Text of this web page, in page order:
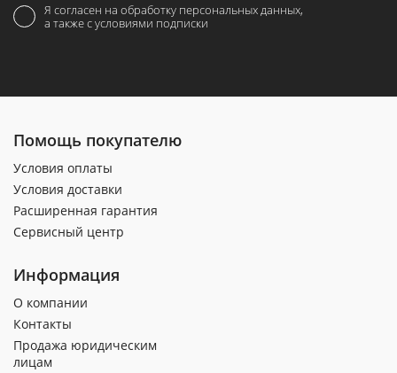
Я согласен на обработку персональных данных,
а также с условиями подписки
Помощь покупателю
Условия оплаты
Условия доставки
Расширенная гарантия
Сервисный центр
Информация
О компании
Контакты
Продажа юридическим
лицам